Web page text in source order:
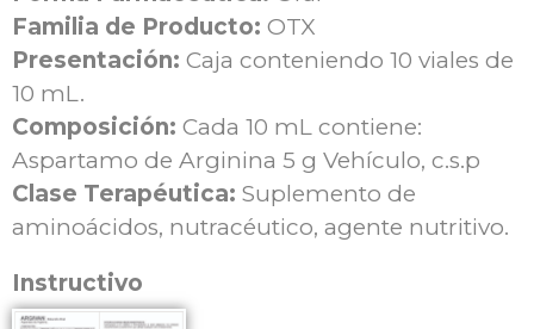
Familia de Producto: OTX
Presentación: Caja conteniendo 10 viales de
10 mL.
Composición: Cada 10 mL contiene:
Aspartamo de Arginina 5 g Vehículo, c.s.p
Clase Terapéutica: Suplemento de
aminoácidos, nutracéutico, agente nutritivo.
Instructivo